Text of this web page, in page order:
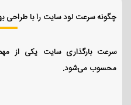
چگونه سرعت لود سایت را با طراحی
سرعت بارگذاری سایت یکی از
محسوب می‌شود.